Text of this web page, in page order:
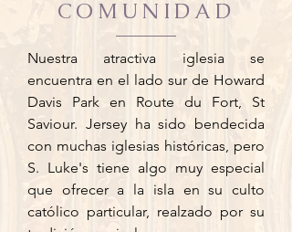
COMUNIDAD
Nuestra atractiva iglesia se
encuentra en el lado sur de Howard
Davis Park en Route du Fort, St
Saviour. Jersey ha sido bendecida
con muchas iglesias históricas, pero
S. Luke's tiene algo muy especial
que ofrecer a la isla en su culto
católico particular, realzado por su